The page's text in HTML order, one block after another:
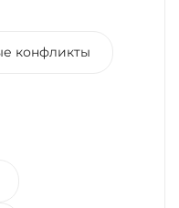
конфликты